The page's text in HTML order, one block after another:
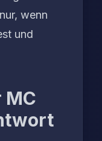
wenn
und
MC